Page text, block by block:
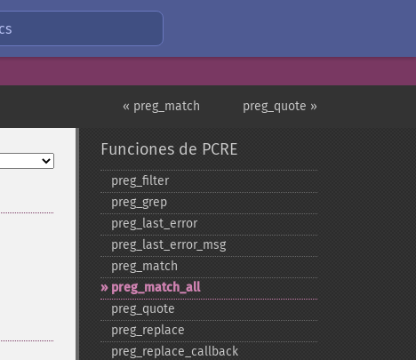
preg_quote »
« preg_match
Funciones de PCRE
preg_​filter
preg_​grep
preg_​last_​error
preg_​last_​error_​msg
preg_​match
preg_​match_​all
preg_​quote
preg_​replace
preg_​replace_​callback